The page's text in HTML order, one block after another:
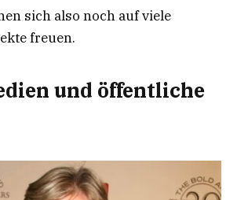
sich also noch auf viele
freuen.
und öffentliche